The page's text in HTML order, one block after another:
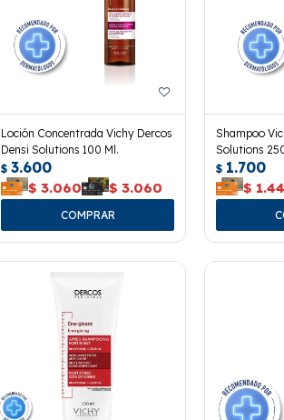
Loción Concentrada Vichy Dercos
Densi Solutions 100 Ml.
$ 3.600
$ 3.060 $ 3.060
Shampoo
Solutions
$ 1.700
$